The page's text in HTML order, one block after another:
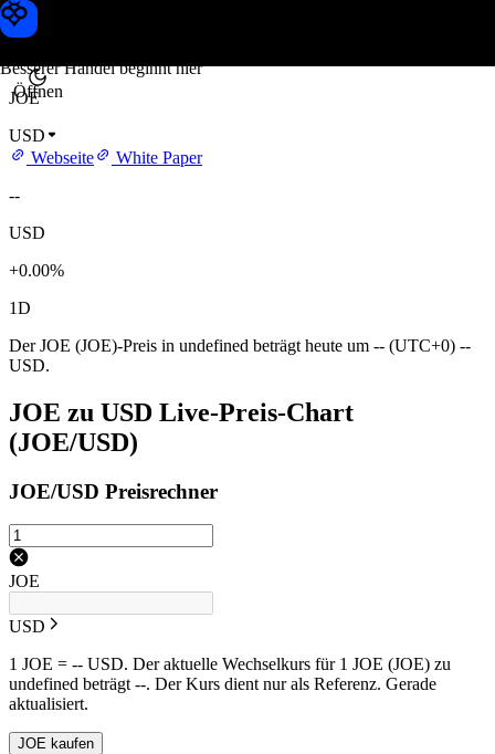
Besserer Handel beginnt hier
Öffnen
JOE Kurs
JOE
USD
Webseite
White Paper
--
USD
+0.00%
1D
Der JOE (JOE)-Preis in undefined beträgt heute um -- (UTC+0) --
USD.
JOE zu USD Live-Preis-Chart
(JOE/USD)
JOE/USD Preisrechner
JOE
USD
1 JOE = -- USD. Der aktuelle Wechselkurs für 1 JOE (JOE) zu
undefined beträgt --. Der Kurs dient nur als Referenz. Gerade
aktualisiert.
JOE kaufen